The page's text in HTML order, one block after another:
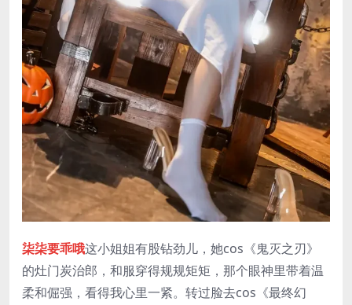
柒柒要乖哦这小姐姐有股钻劲儿，她cos《鬼灭之刃》
的灶门炭治郎，和服穿得规规矩矩，那个眼神里带着温
柔和倔强，看得我心里一紧。转过脸去cos《最终幻